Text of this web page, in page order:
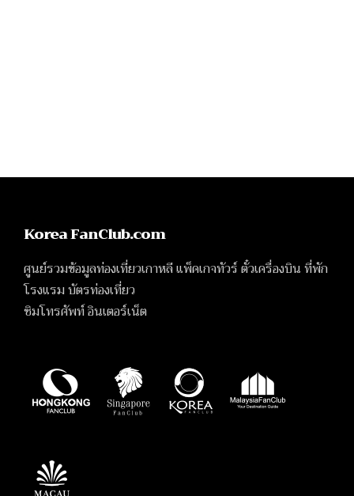
Korea FanClub.com
ศูนย์รวมข้อมูลท่องเที่ยวเกาหลี แพ็คเกจทัวร์ ตั๋วเครื่องบิน ที่พัก
โรงแรม บัตรท่องเที่ยว
ซิมโทรศัพท์ อินเตอร์เน็ต